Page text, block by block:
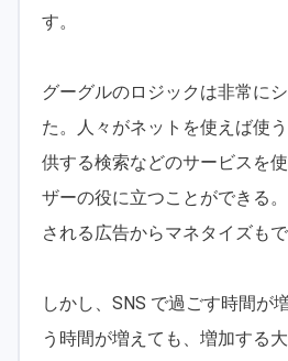
す。
グーグルのロジックは非常に
た。人々がネットを使えば使
供する検索などのサービスを
ザーの役に立つことができる
される広告からマネタイズもで
しかし、SNS で過ごす時間が
う時間が増えても、増加する